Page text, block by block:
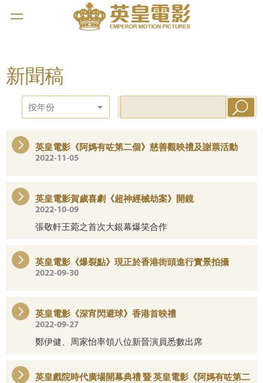
新聞稿
按年份
英皇電影《阿媽有咗第二個》慈善觀映禮及謝票活動
2022-11-05
英皇電影賀歲喜劇《超神經械劫案》開鏡
2022-10-09
張敬軒王菀之首次大銀幕爆笑合作
英皇電影《爆裂點》現正於香港街頭進行實景拍攝
2022-09-30
英皇電影《深宵閃避球》香港首映禮
2022-09-27
鄭伊健、周家怡率領八位新晉演員悉數出席
英皇戲院時代廣場開幕典禮 暨 英皇電影《阿媽有咗第二